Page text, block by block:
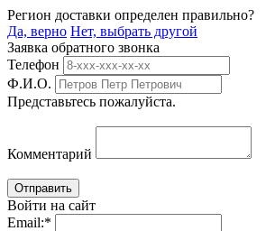
Регион доставки определен правильно?
Да, верно Нет, выбрать другой
Заявка обратного звонка
Телефон
Ф.И.О.
Представьтесь пожалуйста.
Комментарий
Войти на сайт
Email:*